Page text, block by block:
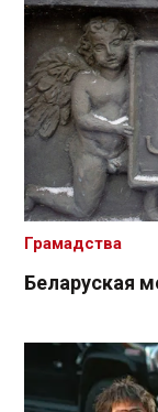
Беларуская
Грамадства